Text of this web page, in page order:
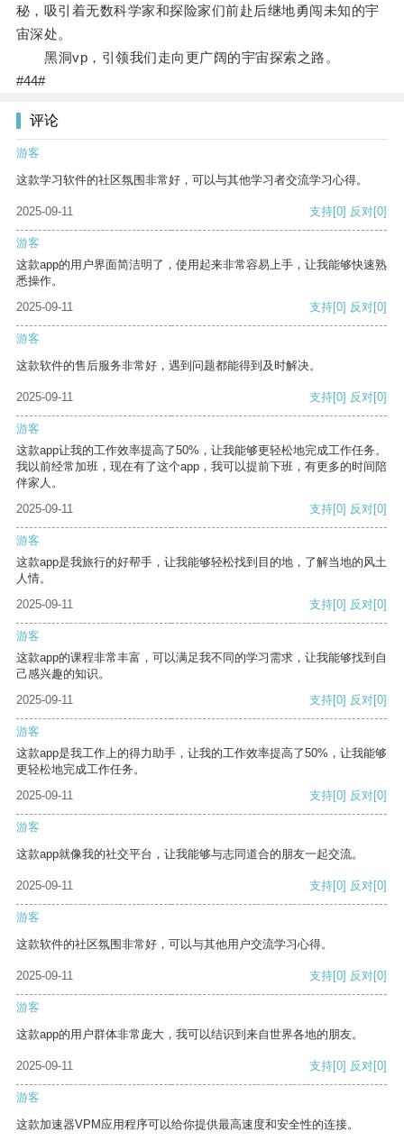
秘，吸引着无数科学家和探险家们前赴后继地勇闯未知的宇
宙深处。
黑洞vp，引领我们走向更广阔的宇宙探索之路。
#44#
评论
游客
这款学习软件的社区氛围非常好，可以与其他学习者交流学习心得。
2025-09-11 支持[0] 反对[0]
游客
这款app的用户界面简洁明了，使用起来非常容易上手，让我能够快速熟
悉操作。
2025-09-11
支持[0] 反对[0]
游客
这款软件的售后服务非常好，遇到问题都能得到及时解决。
2025-09-11 支持[0] 反对[0]
游客
这款app让我的工作效率提高了50%，让我能够更轻松地完成工作任务。
我以前经常加班，现在有了这个app，我可以提前下班，有更多的时间陪
伴家人。
2025-09-11
支持[0] 反对[0]
游客
这款app是我旅行的好帮手，让我能够轻松找到目的地，了解当地的风土
人情。
2025-09-11
支持[0] 反对[0]
游客
这款app的课程非常丰富，可以满足我不同的学习需求，让我能够找到自
己感兴趣的知识。
2025-09-11
支持[0] 反对[0]
游客
这款app是我工作上的得力助手，让我的工作效率提高了50%，让我能够
更轻松地完成工作任务。
2025-09-11
支持[0] 反对[0]
游客
这款app就像我的社交平台，让我能够与志同道合的朋友一起交流。
2025-09-11 支持[0] 反对[0]
游客
这款软件的社区氛围非常好，可以与其他用户交流学习心得。
2025-09-11 支持[0] 反对[0]
游客
这款app的用户群体非常庞大，我可以结识到来自世界各地的朋友。
2025-09-11 支持[0] 反对[0]
游客
这款加速器VPM应用程序可以给你提供最高速度和安全性的连接。